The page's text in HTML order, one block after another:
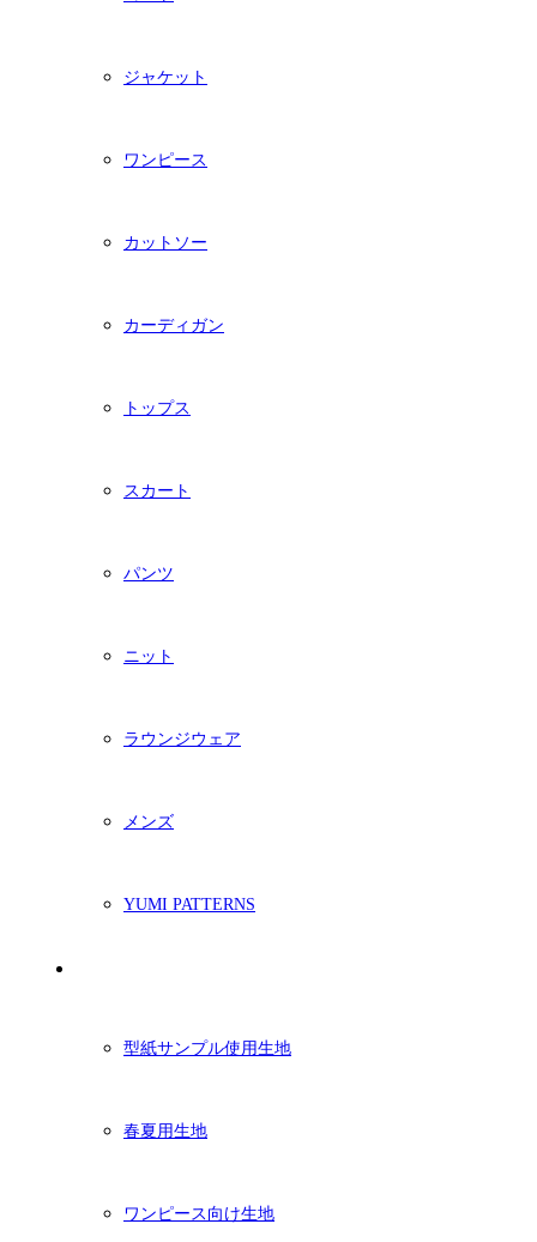
ジャケット
ワンピース
カットソー
カーディガン
トップス
スカート
パンツ
ニット
ラウンジウェア
メンズ
YUMI PATTERNS
型紙サンプル使用生地
春夏用生地
ワンピース向け生地